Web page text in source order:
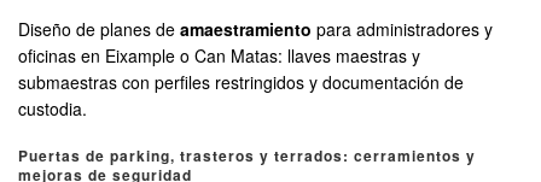
Diseño de planes de amaestramiento para administradores y
oficinas en Eixample o Can Matas: llaves maestras y
submaestras con perfiles restringidos y documentación de
custodia.
Puertas de parking, trasteros y terrados: cerramientos y
mejoras de seguridad